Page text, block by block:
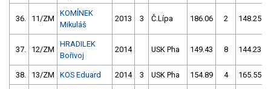
36. 11/ZM
KOMÍNEK
Mikuláš
2013 3 Č.Lípa 186.06 2 148.25
37. 12/ZM
HRADILEK
Bořivoj
2014 USK Pha 149.43 8 144.23
38. 13/ZM KOS Eduard 2014 3 USK Pha 154.89 4 165.55